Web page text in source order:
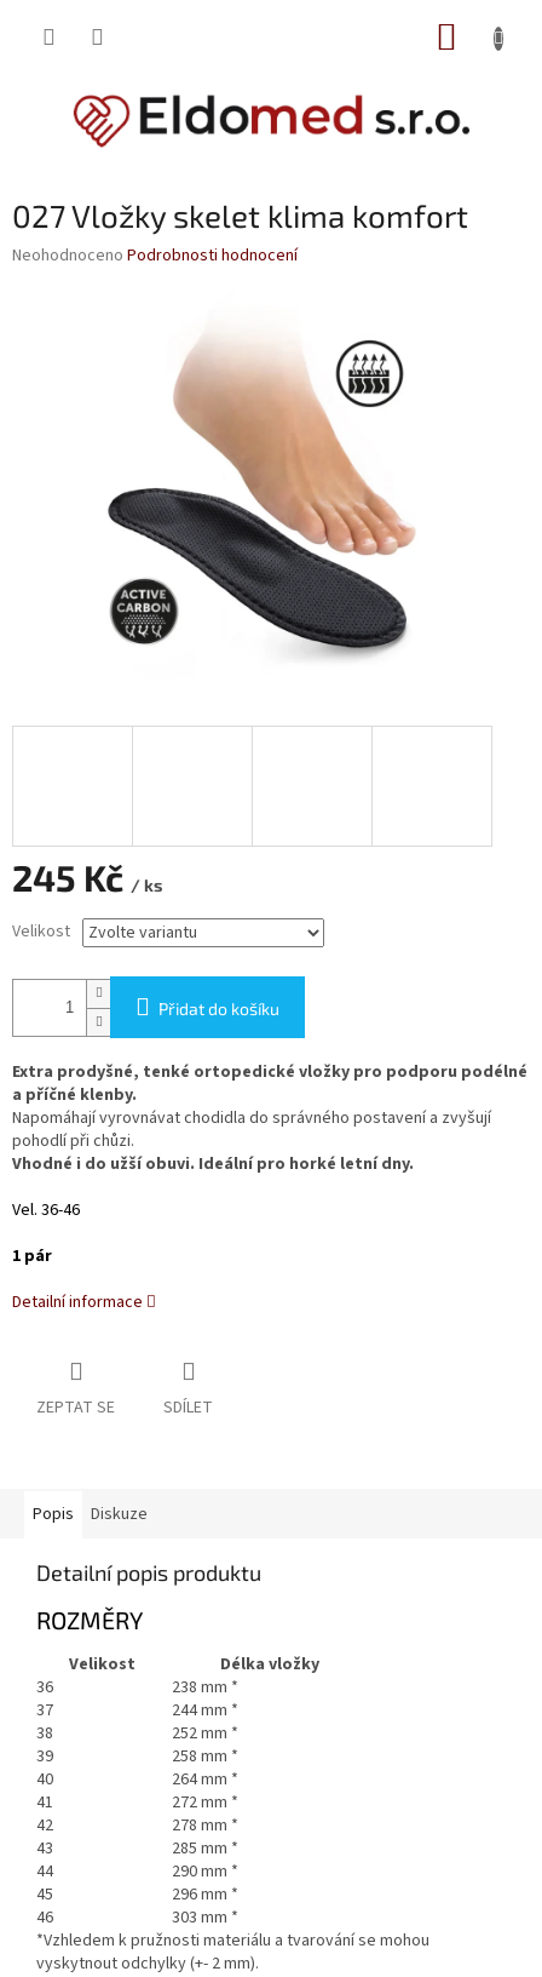
027 Vložky skelet klima komfort
Průměrné
Neohodnoceno Podrobnosti hodnocení
245 Kč / ks
cena:
Velikost
Přidat do košíku
Extra prodyšné, tenké ortopedické vložky pro podporu podélné
a příčné klenby.
Napomáhají vyrovnávat chodidla do správného postavení a zvyšují
pohodlí při chůzi.
Vhodné i do užší obuvi. Ideální pro horké letní dny.
Vel. 36-46
1 pár
Detailní informace
ZEPTAT SE SDÍLET
Popis Diskuze
Detailní popis produktu
ROZMĚRY
Velikost
Délka vložky
36
238 mm *
37
244 mm *
38
252 mm *
39
258 mm *
40
264 mm *
41
272 mm *
42
278 mm *
43
285 mm *
44
290 mm *
45
296 mm *
46
303 mm *
*Vzhledem k pružnosti materiálu a tvarování se mohou
vyskytnout odchylky (+- 2 mm).